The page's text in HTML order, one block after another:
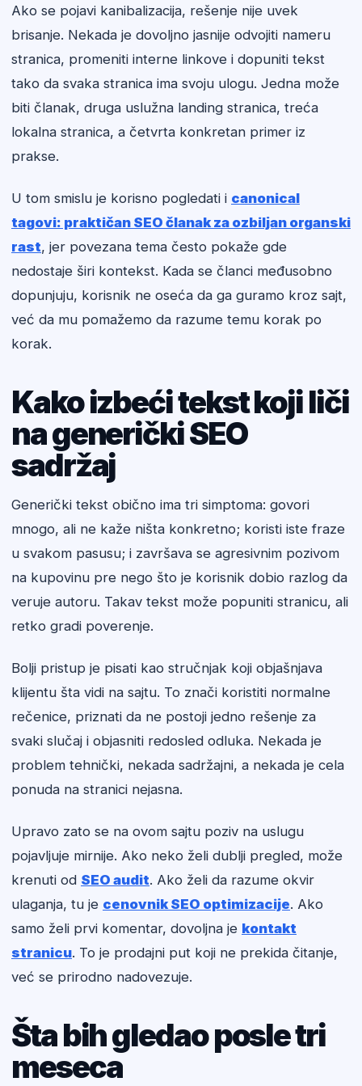
Ako se pojavi kanibalizacija, rešenje nije uvek
brisanje. Nekada je dovoljno jasnije odvojiti nameru
stranica, promeniti interne linkove i dopuniti tekst
tako da svaka stranica ima svoju ulogu. Jedna može
biti članak, druga uslužna landing stranica, treća
lokalna stranica, a četvrta konkretan primer iz
prakse.
U tom smislu je korisno pogledati i canonical
tagovi: praktičan SEO članak za ozbiljan organski
rast, jer povezana tema često pokaže gde
nedostaje širi kontekst. Kada se članci međusobno
dopunjuju, korisnik ne oseća da ga guramo kroz sajt,
već da mu pomažemo da razume temu korak po
korak.
Kako izbeći tekst koji liči
na generički SEO
sadržaj
Generički tekst obično ima tri simptoma: govori
mnogo, ali ne kaže ništa konkretno; koristi iste fraze
u svakom pasusu; i završava se agresivnim pozivom
na kupovinu pre nego što je korisnik dobio razlog da
veruje autoru. Takav tekst može popuniti stranicu, ali
retko gradi poverenje.
Bolji pristup je pisati kao stručnjak koji objašnjava
klijentu šta vidi na sajtu. To znači koristiti normalne
rečenice, priznati da ne postoji jedno rešenje za
svaki slučaj i objasniti redosled odluka. Nekada je
problem tehnički, nekada sadržajni, a nekada je cela
ponuda na stranici nejasna.
Upravo zato se na ovom sajtu poziv na uslugu
pojavljuje mirnije. Ako neko želi dublji pregled, može
krenuti od SEO audit. Ako želi da razume okvir
ulaganja, tu je cenovnik SEO optimizacije. Ako
samo želi prvi komentar, dovoljna je kontakt
stranicu. To je prodajni put koji ne prekida čitanje,
već se prirodno nadovezuje.
Šta bih gledao posle tri
meseca